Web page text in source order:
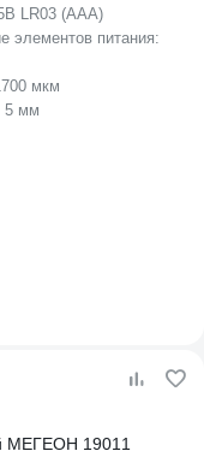
LR03 (ААА)
элементов питания:
мкм
5 мм
МЕГЕОН 19011